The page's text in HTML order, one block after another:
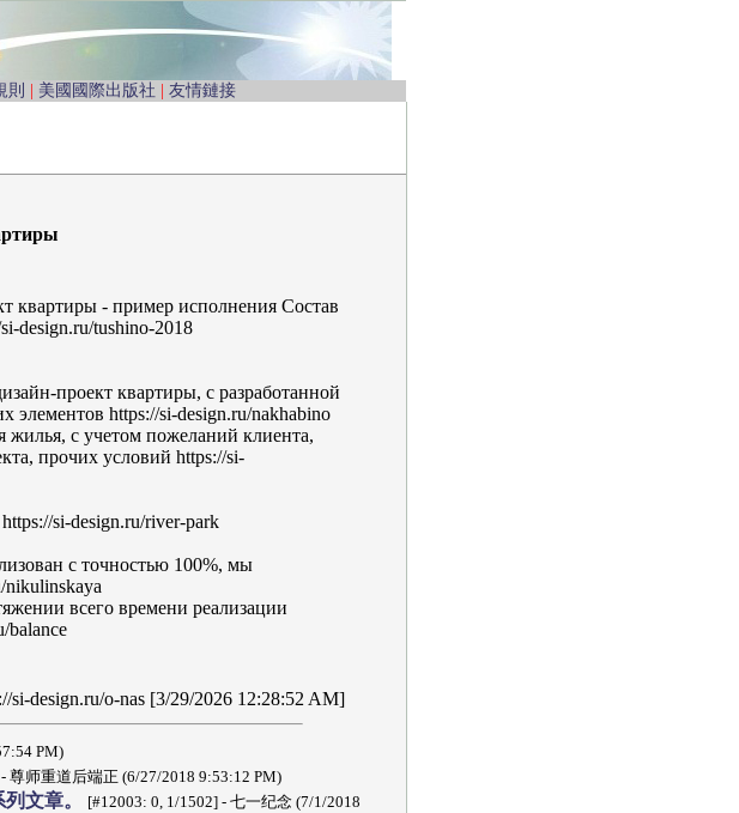
則 美國國際出版社 友情鏈接
квартиры - пример исполнения Состав
design.ru/tushino-2018
проект квартиры, с разработанной
элементов https://si-design.ru/nakhabino
с учетом пожеланий клиента,
прочих условий https://si-
si-design.ru/river-park
с точностью 100%, мы
nikulinskaya
всего времени реализации
balance
si-design.ru/o-nas [3/29/2026 12:28:52 AM]
PM)
尊师重道后端正 (6/27/2018 9:53:12 PM)
文章。
[#12003: 0, 1/1502] - 七一纪念 (7/1/2018